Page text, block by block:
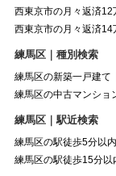
西東京市の月々返済12
西東京市の月々返済14
練馬区｜種別検索
練馬区の新築一戸建て
練馬区の中古マンショ
練馬区｜駅近検索
練馬区の駅徒歩5分以内
練馬区の駅徒歩15分以